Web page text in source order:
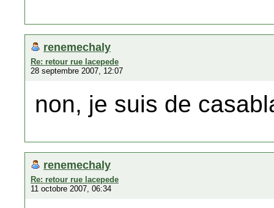
renemechaly
Re: retour rue lacepede
28 septembre 2007, 12:07
non, je suis de
renemechaly
Re: retour rue lacepede
11 octobre 2007, 06:34